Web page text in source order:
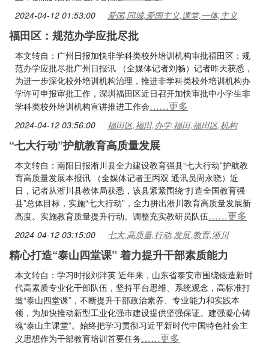
2024-04-12 01:53:00 爱国,同城,爱国主义,课堂,一体,主义
福田区：规范办学应批尽批
本文转自：广州日报加快非学科类校外培训机构审批福田区：规
范办学应批尽批广州日报讯 （全媒体记者刘畅）记者昨天获悉，
为进一步深化校外培训机构治理，推进非学科类校外培训机构办
学许可申报审批工作，深圳福田区近日召开加快审批中小学生非
学科类校外培训机构宣讲推进工作会……更多
2024-04-12 03:56:00 福田区,福田,办学,福田,福田区,机构
“七大行动”护航教育高质量发展
本文转自：南阳日报淅川县全力建设教育强县“七大行动”护航教
育高质量发展本报讯 （全媒体记者王丙双 通讯员周永晓）近
日，记者从淅川县教体局获悉，该县紧紧围绕“打造全国教育强
县”总体目标，实施“七大行动”，全力拼出淅川教育高质量发展新
高度。实施教育质量提升行动。调整充实教研员队伍……更多
2024-04-12 03:15:00 七大,高质量,行动,发展,教育,淅川
精心打造“泰山四堂课” 着力提升干部素质能力
本文转自：学习时报刘泮英 近年来，山东省泰安市围绕锻造新时
代高素质专业化干部队伍，坚持平台思维、系统观念，高标准打
造“泰山四堂课”，不断提升干部政治素养、专业能力和实践本
领，为加快推动新型工业化强市建设提供坚强保证。建强凝心铸
魂“泰山主课堂”。始终把学习贯彻习近平新时代中国特色社会主
义思想作为干部教育培训首要任务……更多